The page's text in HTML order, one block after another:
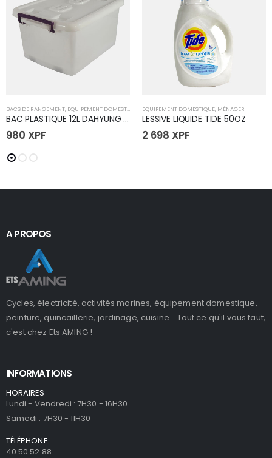
BACS DE RANGEMENT, EQUIPEMENT DOMESTIQUE
BAC PLASTIQUE 12L DAHYUNG (SS)
980 XPF
EQUIPEMENT DOMESTIQUE, MÉNAGER
LESSIVE LIQUIDE TIDE 50OZ
2 698 XPF
A PROPOS
Cycles, électricité, activités marines, équipement domestique,
peinture, quincaillerie, jardinage, cuisine... Tout ce qu'il vous faut,
c'est chez Ets AMING !
INFORMATIONS
HORAIRES
Lundi - Vendredi : 7H30 - 16H30
Samedi : 7H30 - 11H30
TÉLÉPHONE
40 50 52 88